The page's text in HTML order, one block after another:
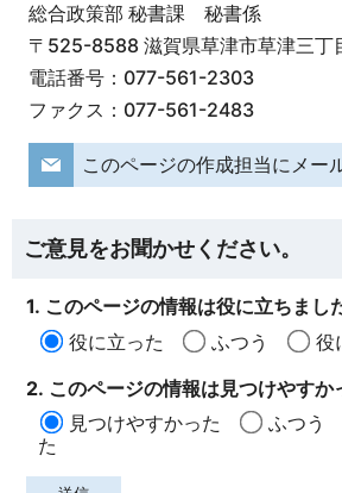
総合政策部 秘書課 秘書係
〒525-8588 滋賀県草津市草津三丁
電話番号：077-561-2303
ファクス：077-561-2483
このページの作成担当にメー
ご意見をお聞かせください。
1. このページの情報は役に立ちまし
役に立った
ふつう
役
2. このページの情報は見つけやすか
見つけやすかった
ふつう
た